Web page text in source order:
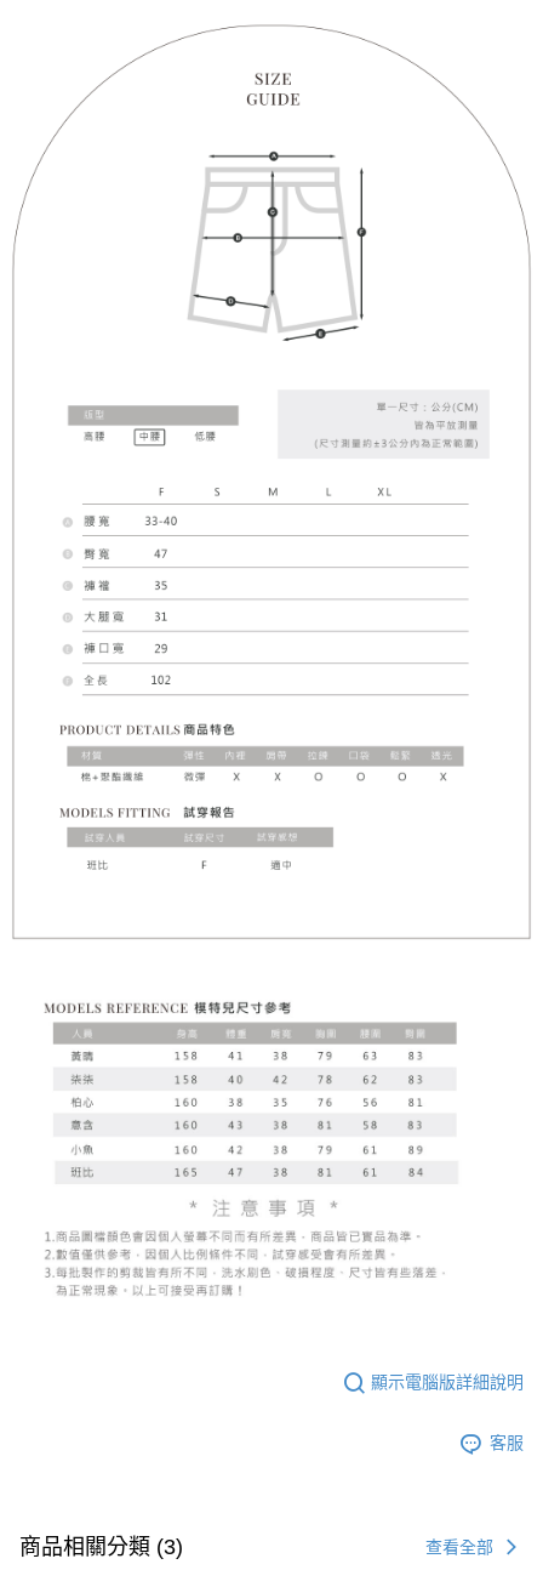
顯示電腦版詳細說明
客服
商品相關分類 (3) 查看全部